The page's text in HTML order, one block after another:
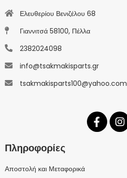
Ελευθερίου Βενιζέλου 68
Γιαννιτσά 58100, Πέλλα
2382024098
info@tsakmakisparts.gr
tsakmakisparts100@yahoo.com
Πληροφορίες
Αποστολή και Μεταφορικά